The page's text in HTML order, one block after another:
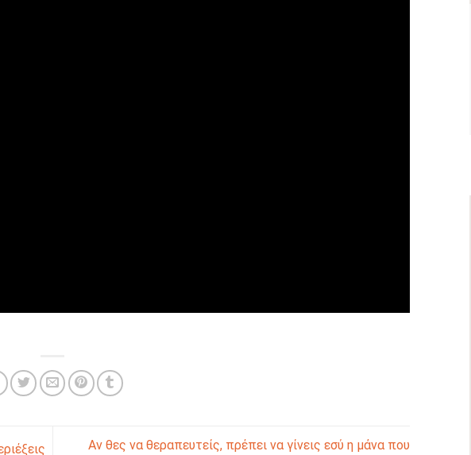
Αν θες να θεραπευτείς, πρέπει να γίνεις εσύ η μάνα που